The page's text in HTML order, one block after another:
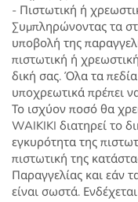
- Πιστωτική ή
Συμπληρώνοντας τα
υποβολή της
πιστωτική ή
δική σας. Όλα τα
υποχρεωτικά πρέπει
Το ισχύον ποσό θα
WAIKIKI διατηρεί το
εγκυρότητα της
πιστωτική της
Παραγγελίας και εάν
είναι σωστά.